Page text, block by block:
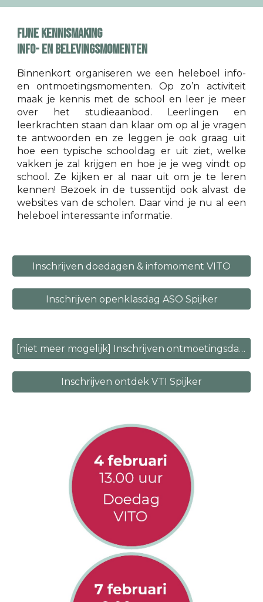
FIJNE KENNISMAKING
info- en belevingsmomenten
Binnenkort organiseren we een heleboel info-
en ontmoetingsmomenten. Op zo’n activiteit
maak je kennis met de school en leer je meer
over het studieaanbod. Leerlingen en
leerkrachten staan dan klaar om op al je vragen
te antwoorden en ze leggen je ook graag uit
hoe een typische schooldag er uit ziet, welke
vakken je zal krijgen en hoe je je weg vindt op
school. Ze kijken er al naar uit om je te leren
kennen! Bezoek in de tussentijd ook alvast de
websites van de scholen. Daar vind je nu al een
heleboel interessante informatie.
Inschrijven doedagen & infomoment VITO
Inschrijven openklasdag ASO Spijker
[niet meer mogelijk] Inschrijven ontmoetingsdag Klein Seminarie
Inschrijven ontdek VTI Spijker